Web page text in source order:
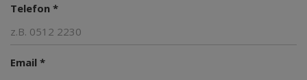
Telefon *
Email *